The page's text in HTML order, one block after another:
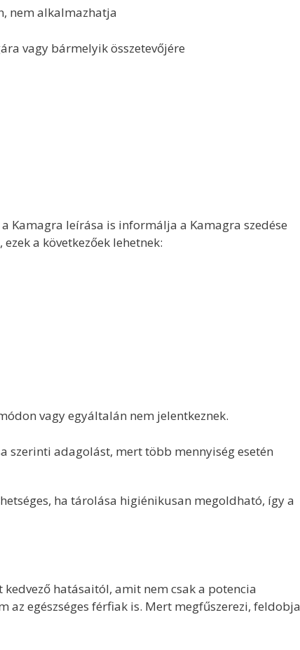
nem alkalmazhatja
vagy bármelyik összetevőjére
Kamagra leírása is informálja a Kamagra szedése
a következőek lehetnek:
vagy egyáltalán nem jelentkeznek.
szerinti adagolást, mert több mennyiség esetén
ha tárolása higiénikusan megoldható, így a
hatásaitól, amit nem csak a potencia
az egészséges férfiak is. Mert megfűszerezi, feldobja